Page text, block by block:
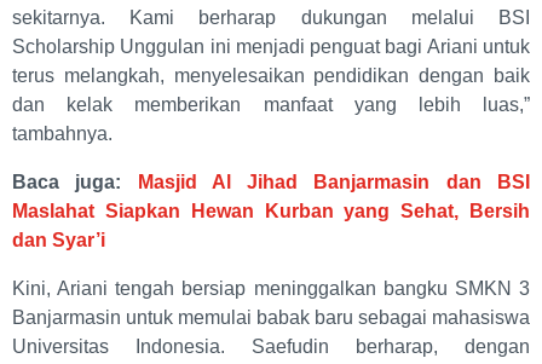
sekitarnya. Kami berharap dukungan melalui BSI
Scholarship Unggulan ini menjadi penguat bagi Ariani untuk
terus melangkah, menyelesaikan pendidikan dengan baik
dan kelak memberikan manfaat yang lebih luas,”
tambahnya.
Baca juga:
Masjid Al Jihad Banjarmasin dan BSI
Maslahat Siapkan Hewan Kurban yang Sehat, Bersih
dan Syar’i
Kini, Ariani tengah bersiap meninggalkan bangku SMKN 3
Banjarmasin untuk memulai babak baru sebagai mahasiswa
Universitas Indonesia. Saefudin berharap, dengan